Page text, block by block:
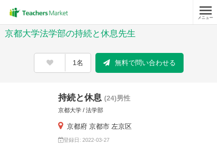
メニュー
京都大学法学部の持続と休息先生
1名 無料で問い合わせる
持続と休息 (24)男性
京都大学 / 法学部
京都府 京都市 左京区
登録日: 2022-03-27